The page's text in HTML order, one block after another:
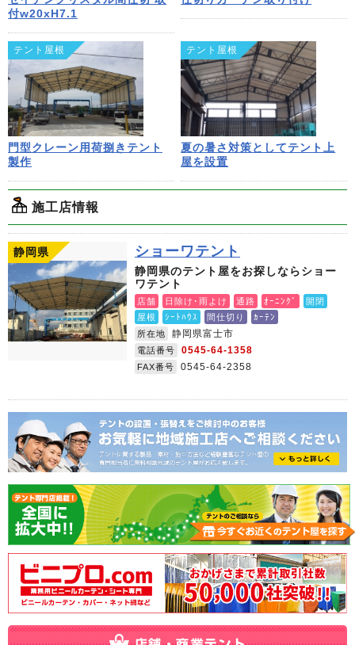
付w20xH7.1
テント屋根
門型クレーン用荷捌きテント
製作
テント屋根
夏の暑さ対策としてテント上
屋を設置
施工店情報
静岡県 ショーワテント
静岡県のテント屋をお探しならショー
ワテント
店舗 日除け･雨よけ 通路 ｵｰﾆﾝｸﾞ
開閉
屋根
ｼｰﾄﾊｳｽ 間仕切り
ｶｰﾃﾝ
所在地
静岡県富士市
電話番号 0545-64-1358
FAX番号 0545-64-2358